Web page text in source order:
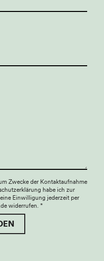
Zwecke der Kontaktaufnahme
habe ich zur
Einwilligung jederzeit per
widerrufen. *